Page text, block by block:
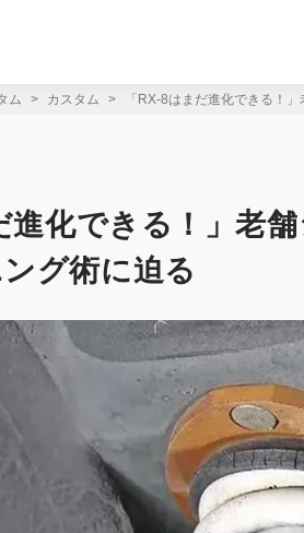
ム カスタム 「RX-8はまだ進化できる！
進化できる！」老
グ術に迫る